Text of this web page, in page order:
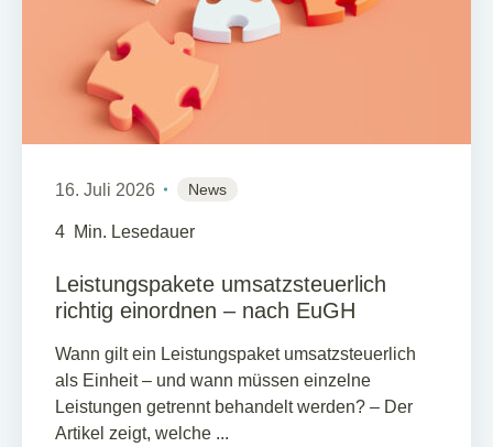
16. Juli 2026 News
4 Min. Lesedauer
Leistungspakete umsatzsteuerlich
richtig einordnen – nach EuGH
Wann gilt ein Leistungspaket umsatzsteuerlich
als Einheit – und wann müssen einzelne
Leistungen getrennt behandelt werden? – Der
Artikel zeigt, welche ...